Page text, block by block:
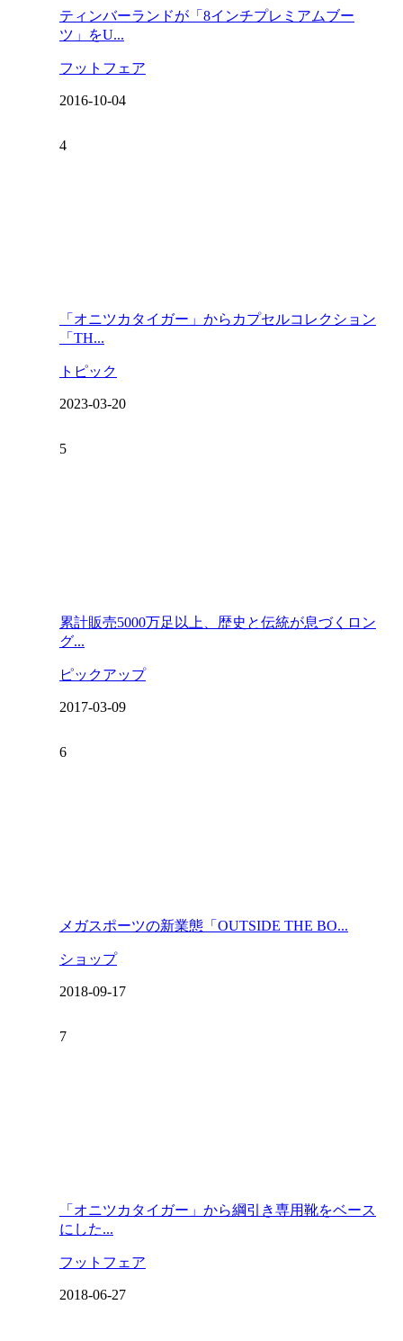
ティンバーランドが「8インチプレミアムブー
ツ」をU...
フットフェア
2016-10-04
「オニツカタイガー」からカプセルコレクション
「TH...
トピック
2023-03-20
累計販売5000万足以上、歴史と伝統が息づくロン
グ...
ピックアップ
2017-03-09
メガスポーツの新業態「OUTSIDE THE BO...
ショップ
2018-09-17
「オニツカタイガー」から綱引き専用靴をベース
にした...
フットフェア
2018-06-27